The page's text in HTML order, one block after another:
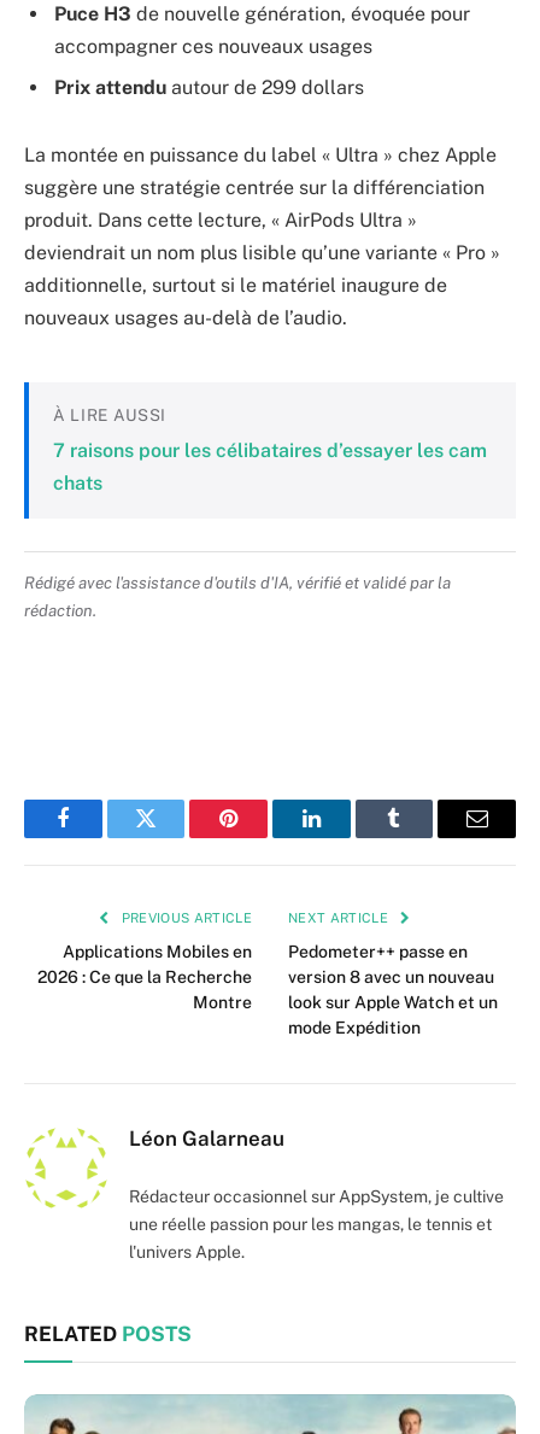
Puce H3 de nouvelle génération, évoquée pour
accompagner ces nouveaux usages
Prix attendu autour de 299 dollars
La montée en puissance du label « Ultra » chez Apple
suggère une stratégie centrée sur la différenciation
produit. Dans cette lecture, « AirPods Ultra »
deviendrait un nom plus lisible qu’une variante « Pro »
additionnelle, surtout si le matériel inaugure de
nouveaux usages au-delà de l’audio.
À LIRE AUSSI
7 raisons pour les célibataires d’essayer les cam
chats
Rédigé avec l'assistance d'outils d'IA, vérifié et validé par la
rédaction.
FacebookTwitter Pinterest LinkedInTumblr Email
PREVIOUS ARTICLE
Applications Mobiles en
2026 : Ce que la Recherche
Montre
NEXT ARTICLE
Pedometer++ passe en
version 8 avec un nouveau
look sur Apple Watch et un
mode Expédition
Léon Galarneau
Rédacteur occasionnel sur AppSystem, je cultive
une réelle passion pour les mangas, le tennis et
l'univers Apple.
RELATED POSTS